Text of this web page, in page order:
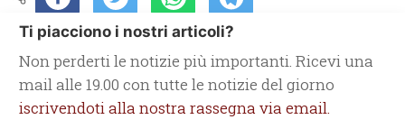
Ti piacciono i nostri articoli?
Non perderti le notizie più importanti. Ricevi una
mail alle 19.00 con tutte le notizie del giorno
iscrivendoti alla nostra rassegna via email.